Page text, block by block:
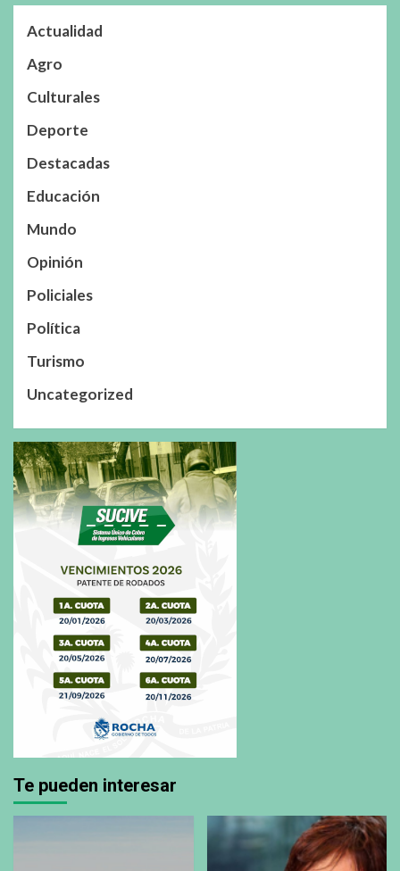
Actualidad
Agro
Culturales
Deporte
Destacadas
Educación
Mundo
Opinión
Policiales
Política
Turismo
Uncategorized
Te pueden interesar